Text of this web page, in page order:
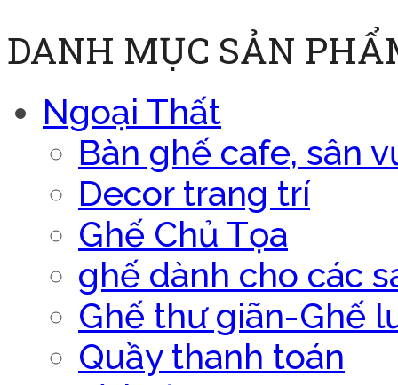
DANH MỤC SẢN
Ngoại Thất
Bàn ghế cafe, sân
Decor trang trí
Ghế Chủ Tọa
ghế dành cho các
Ghế thư giãn-Ghế
Quầy thanh toán